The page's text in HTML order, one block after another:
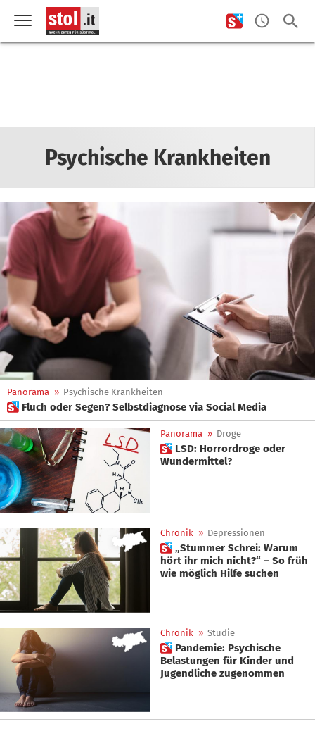
Psychische Krankheiten
Panorama » Psychische Krankheiten
 Fluch oder Segen? Selbstdiagnose via Social Media
Panorama » Droge
 LSD: Horrordroge oder
Wundermittel?
Chronik » Depressionen
 „Stummer Schrei: Warum
hört ihr mich nicht?“ – So früh
wie möglich Hilfe suchen
Chronik » Studie
 Pandemie: Psychische
Belastungen für Kinder und
Jugendliche zugenommen